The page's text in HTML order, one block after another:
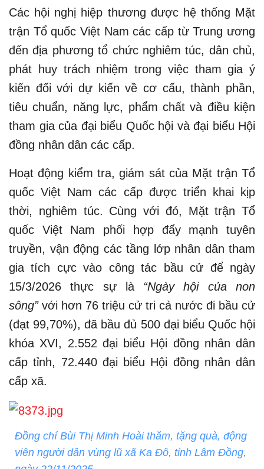
Các hội nghị hiệp thương được hệ thống Mặt
trận Tổ quốc Việt Nam các cấp từ Trung ương
đến địa phương tổ chức nghiêm túc, dân chủ,
phát huy trách nhiệm trong việc tham gia ý
kiến đối với dự kiến về cơ cấu, thành phần,
tiêu chuẩn, năng lực, phẩm chất và điều kiện
tham gia của đại biểu Quốc hội và đại biểu Hội
đồng nhân dân các cấp.
Hoạt động kiểm tra, giám sát của Mặt trận Tổ
quốc Việt Nam các cấp được triển khai kịp
thời, nghiêm túc. Cùng với đó, Mặt trận Tổ
quốc Việt Nam phối hợp đẩy mạnh tuyên
truyền, vận động các tầng lớp nhân dân tham
gia tích cực vào công tác bầu cử để ngày
15/3/2026 thực sự là “Ngày hội của non
sông”với hơn 76 triệu cử tri cả nước đi bầu cử
(đạt 99,70%), đã bầu đủ 500 đại biểu Quốc hội
khóa XVI, 2.552 đại biểu Hội đồng nhân dân
cấp tỉnh, 72.440 đại biểu Hội đồng nhân dân
cấp xã.
Đồng chí Bùi Thị Minh Hoài thăm, tặng quà, động
viên người dân vùng lũ xã Ka Đô, tỉnh Lâm Đồng,